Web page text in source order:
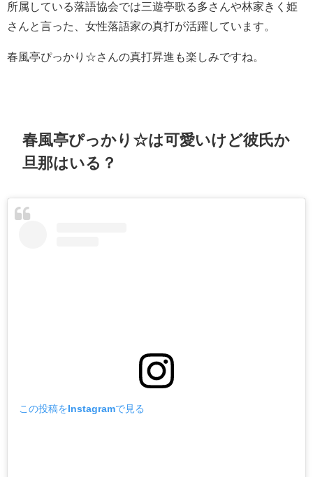
所属している落語協会では三遊亭歌る多さんや林家きく姫
さんと言った、女性落語家の真打が活躍しています。
春風亭ぴっかり☆さんの真打昇進も楽しみですね。
春風亭ぴっかり☆は可愛いけど彼氏か
旦那はいる？
この投稿をInstagramで見る